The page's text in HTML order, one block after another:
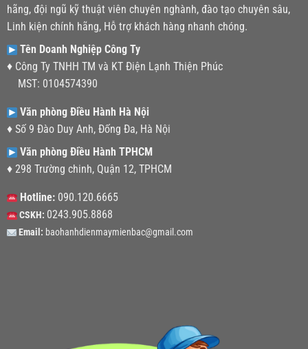
hãng, đội ngũ kỹ thuật viên chuyên nghành, đào tạo chuyên sâu,
Linh kiện chính hãng, Hỗ trợ khách hàng nhanh chóng.
Tên Doanh Nghiệp Công Ty
♦ Công Ty TNHH TM và KT Điện Lạnh Thiện Phúc
MST: 0104574390
Văn phòng Điều Hành Hà Nội
♦ Số 9 Đào Duy Anh, Đống Đa, Hà Nội
Văn phòng Điều Hành TPHCM
♦ 298 Trường chinh, Quận 12, TPHCM
Hotline:090.120.6665
CSKH: 0243.905.8868
Email: baohanhdienmaymienbac@gmail.com